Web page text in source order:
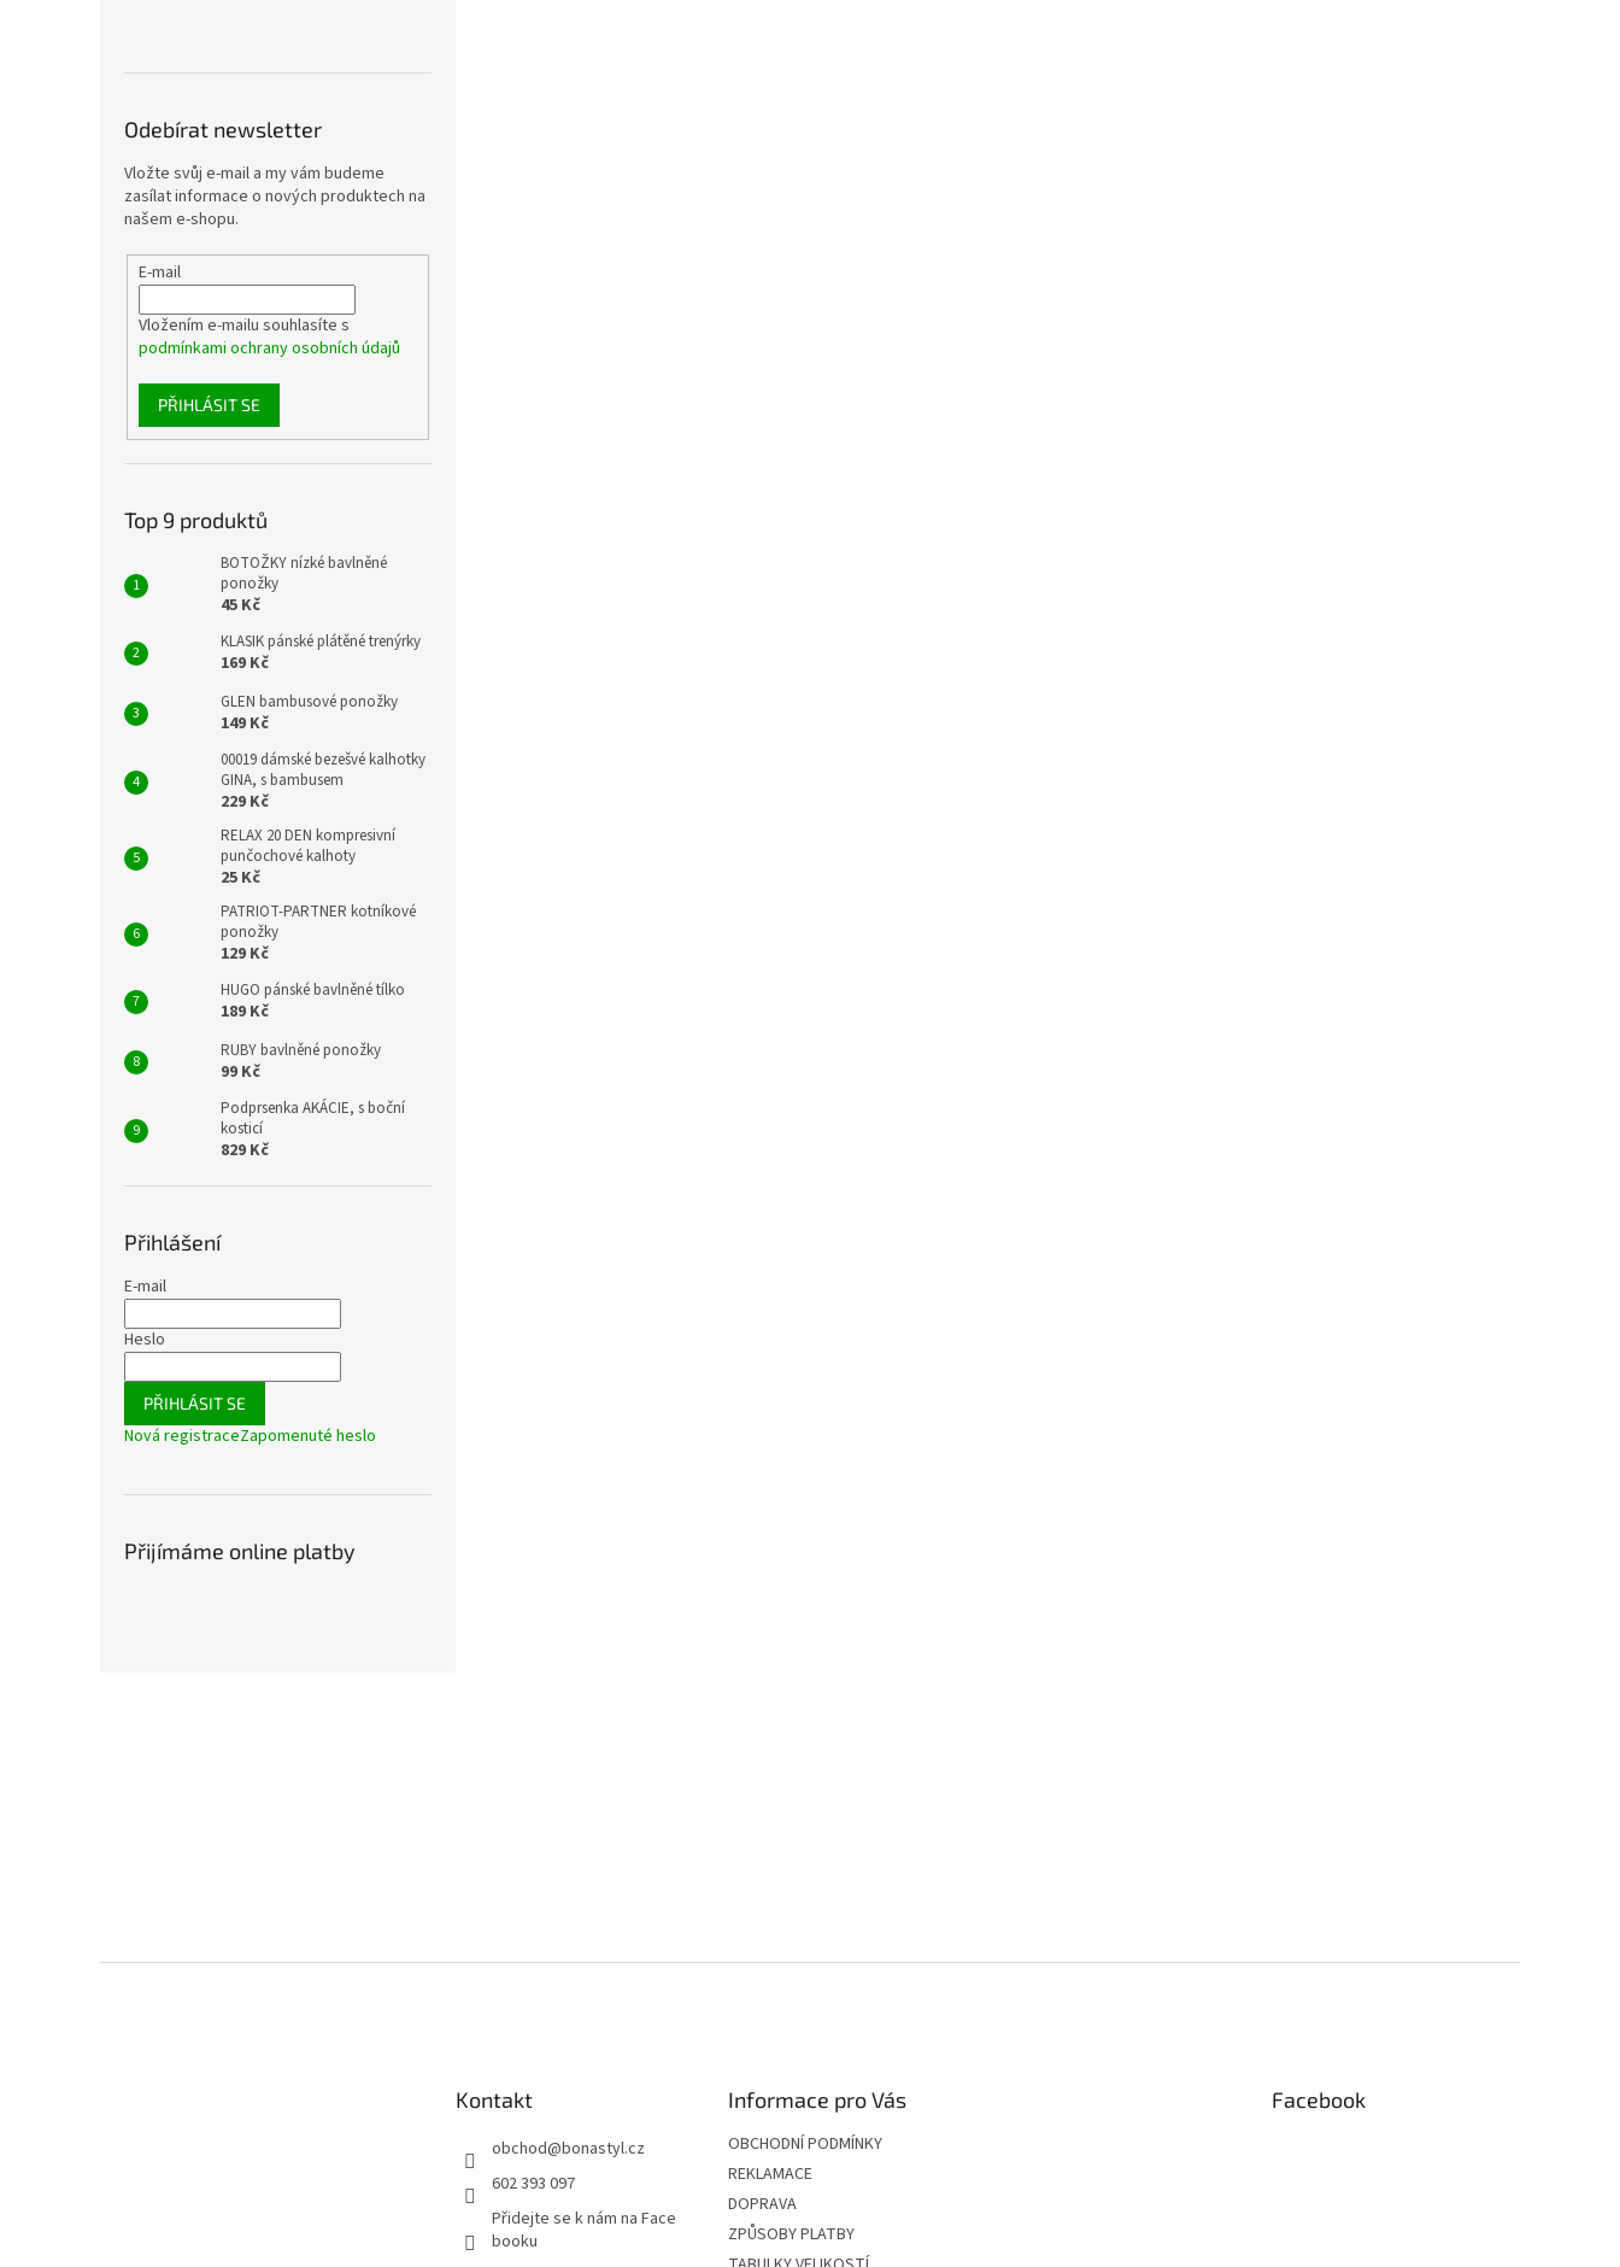
Odebírat newsletter
Vložte svůj e-mail a my vám budeme
zasílat informace o nových produktech na
našem e-shopu.
E-mail
Vložením e-mailu souhlasíte s
podmínkami ochrany osobních údajů
PŘIHLÁSIT SE
Top 9 produktů
BOTOŽKY nízké bavlněné
ponožky
45 Kč
KLASIK pánské plátěné trenýrky
169 Kč
GLEN bambusové ponožky
149 Kč
00019 dámské bezešvé kalhotky
GINA, s bambusem
229 Kč
RELAX 20 DEN kompresivní
punčochové kalhoty
25 Kč
PATRIOT-PARTNER kotníkové
ponožky
129 Kč
HUGO pánské bavlněné tílko
189 Kč
RUBY bavlněné ponožky
99 Kč
Podprsenka AKÁCIE, s boční
kosticí
829 Kč
Přihlášení
E-mail
Heslo
PŘIHLÁSIT SE
Nová registraceZapomenuté heslo
Přijímáme online platby
Kontakt
obchod@bonastyl.cz
602 393 097
Přidejte se k nám na Face
booku
Informace pro Vás
OBCHODNÍ PODMÍNKY
REKLAMACE
DOPRAVA
ZPŮSOBY PLATBY
Facebook